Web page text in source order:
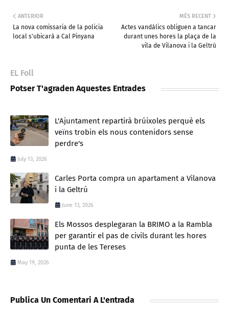
MÉS RECENT
Actes vandàlics obliguen a tancar
durant unes hores la plaça de la
vila de Vilanova i la Geltrú
ANTERIOR
La nova comissaria de la policia
local s'ubicarà a Cal Pinyana
EL Foll
Potser T'agraden Aquestes Entrades
L'Ajuntament repartirà brúixoles perquè els
veïns trobin els nous contenidors sense
perdre's
July 13, 2026
Carles Porta compra un apartament a Vilanova
i la Geltrú
June 13, 2026
Els Mossos desplegaran la BRIMO a la Rambla
per garantir el pas de civils durant les hores
punta de les Tereses
May 19, 2026
Publica Un Comentari A L'entrada